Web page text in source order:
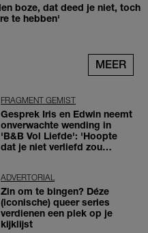
boze, dat deed je niet, toch
te hebben'
MEER
FRAGMENT GEMIST
Gesprek Iris en Edwin neemt
onverwachte wending in
'B&B Vol Liefde': 'Hoopte
dat je niet verliefd zou
ADVERTORIAL
Zin om te bingen? Déze
(iconische) queer series
verdienen een plek op je
kijklijst